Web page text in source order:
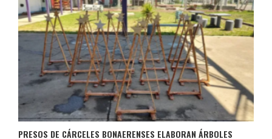
PRESOS DE CÁRCELES BONAERENSES ELABORAN ÁRBOLES